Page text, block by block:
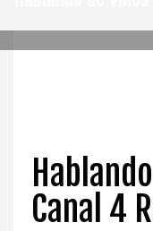
Canal 4